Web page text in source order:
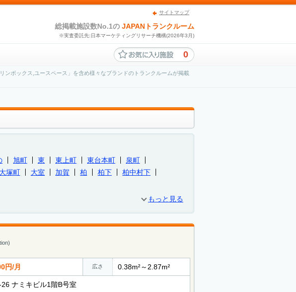
サイトマップ
総掲載施設数No.1の JAPANトランクルーム
※実査委託先:日本マーケティングリサーチ機構(2026年3月)
0
ボックス,ユースペース」を含め様々なブランドのトランクルームが掲載
旭町 東 東上町 東台本町
泉町
大塚町 大室 加賀 柏 柏下
柏中村下
もっと見る
円/月 広さ 0.38m²～2.87m²
ナミキビル1階B号室